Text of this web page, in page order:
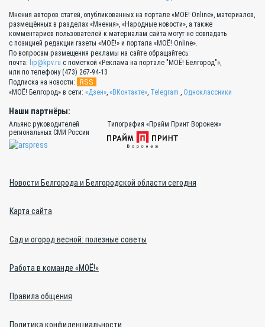
Мнения авторов статей, опубликованных на портале «МОЁ! Online», материалов,
размещённых в разделах «Мнения», «Народные новости», а также
комментариев пользователей к материалам сайта могут не совпадать
с позицией редакции газеты «МОЁ!» и портала «МОЁ! Online».
По вопросам размещения рекламы на сайте обращайтесь:
почта: lip@kpv.ru с пометкой «Реклама на портале "МОЁ! Белгород"»,
или по телефону (473) 267-94-13
Подписка на новости:
RSS
«МОЁ! Белгород» в сети: «Дзен», «ВКонтакте», Telegram , Одноклассники
Наши партнёры:
Альянс руководителей
региональных СМИ России
Типография «Прайм Принт Воронеж»
Новости Белгорода и Белгородской области сегодня
Карта сайта
Сад и огород весной: полезные советы
Работа в команде «МОЁ!»
Правила общения
Политика конфиденциальности